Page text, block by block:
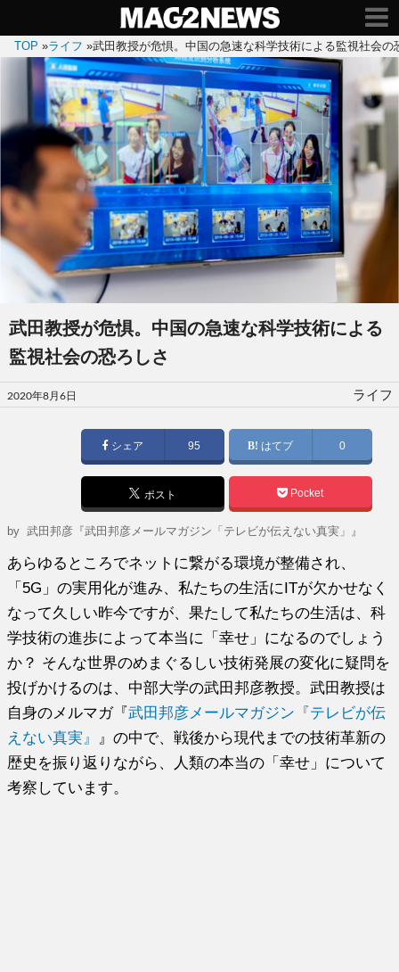
TOP »ライフ »武田教授が危惧。中国の急速な科学技術による監視社会の
武田教授が危惧。中国の急速な科学技術による
監視社会の恐ろしさ
投
稿
2020年8月6日 ライフ
シェア 95 はてブ 0
ポスト Pocket
by武田邦彦『武田邦彦メールマガジン「テレビが伝えない真実」』
あらゆるところでネットに繋がる環境が整備され、
「5G」の実用化が進み、私たちの生活にITが欠かせなく
なって久しい昨今ですが、果たして私たちの生活は、科
学技術の進歩によって本当に「幸せ」になるのでしょう
か？ そんな世界のめまぐるしい技術発展の変化に疑問を
投げかけるのは、中部大学の武田邦彦教授。武田教授は
自身のメルマガ『武田邦彦メールマガジン『テレビが伝
えない真実』
』の中で、戦後から現代までの技術革新の
歴史を振り返りながら、人類の本当の「幸せ」について
考察しています。